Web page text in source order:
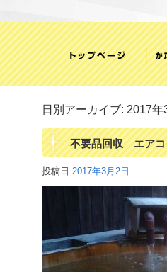
日別アーカイブ: 2017年
不要品回収 エアコ
投稿日 2017年3月2日